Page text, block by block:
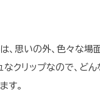
、思いの外、色々な場
なクリップなので、ど
す。